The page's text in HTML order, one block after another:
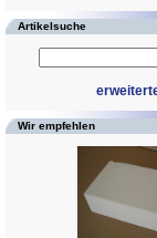
Artikelsuche
Wir empfehlen